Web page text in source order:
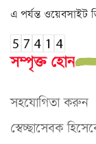
এ পর্যন্ত ওয়েবসাইট
সম্পৃক্ত হোন
সহযোগিতা করুন
স্বেচ্ছাসেবক